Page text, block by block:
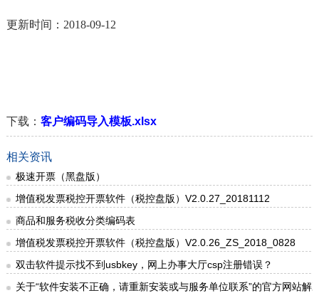
更新时间：2018-09-12
下载： 客户编码导入模板.xlsx
相关资讯
极速开票（黑盘版）
增值税发票税控开票软件（税控盘版）V2.0.27_20181112
商品和服务税收分类编码表
增值税发票税控开票软件（税控盘版）V2.0.26_ZS_2018_0828
双击软件提示找不到usbkey，网上办事大厅csp注册错误？
关于“软件安装不正确，请重新安装或与服务单位联系”的官方网站解